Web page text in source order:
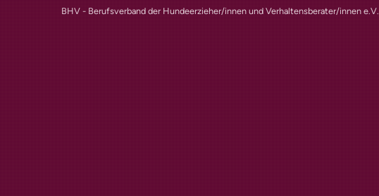
BHV - Berufsverband der Hundeerzieher/innen und Verhaltensberater/innen e.V.